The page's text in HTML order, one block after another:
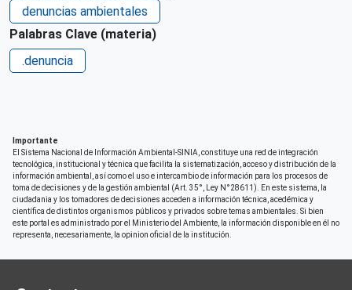
denuncias ambientales
Palabras Clave (materia)
.denuncia
Importante
El Sistema Nacional de Información Ambiental-SINIA, constituye una red de integración
tecnológica, institucional y técnica que facilita la sistematización, acceso y distribución de la
información ambiental, así como el uso e intercambio de información para los procesos de
toma de decisiones y de la gestión ambiental (Art. 35°, Ley N°28611). En este sistema, la
ciudadania y los tomadores de decisiones acceden a información técnica, acedémica y
científica de distintos organismos públicos y privados sobre temas ambientales. Si bien
este portal es administrado por el Ministerio del Ambiente, la información disponible en él no
representa, necesariamente, la opinion oficial de la institución.